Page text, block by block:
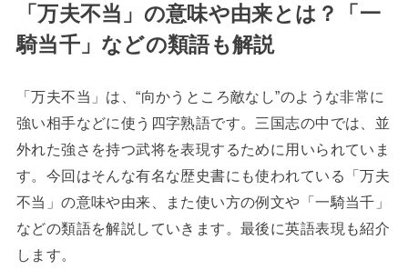
「万夫不当」の意味や由来とは？「一
騎当千」などの類語も解説
「万夫不当」は、“向かうところ敵なし”のような非常に
強い相手などに使う四字熟語です。三国志の中では、並
外れた強さを持つ武将を表現するために用いられていま
す。今回はそんな有名な歴史書にも使われている「万夫
不当」の意味や由来、また使い方の例文や「一騎当千」
などの類語を解説していきます。最後に英語表現も紹介
します。